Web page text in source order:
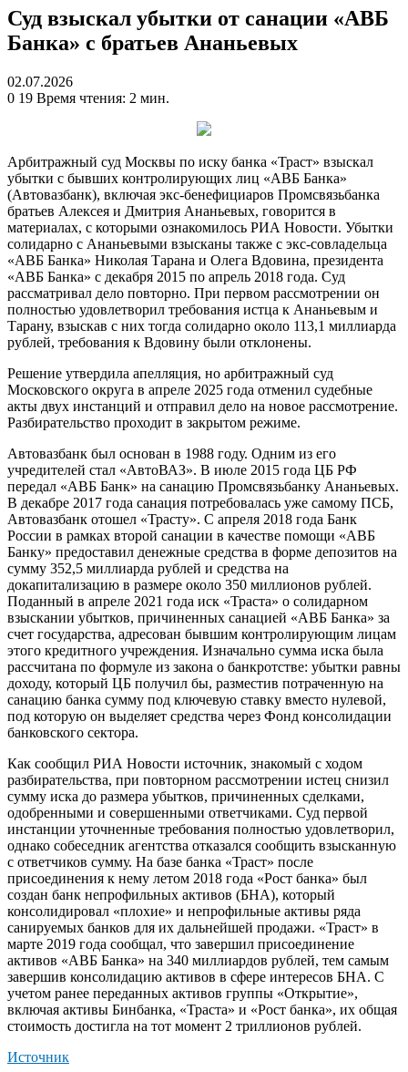
Суд взыскал убытки от санации «АВБ
Банка» с братьев Ананьевых
02.07.2026
0 19 Время чтения: 2 мин.
Арбитражный суд Москвы по иску банка «Траст» взыскал
убытки с бывших контролирующих лиц «АВБ Банка»
(Автовазбанк), включая экс-бенефициаров Промсвязьбанка
братьев Алексея и Дмитрия Ананьевых, говорится в
материалах, с которыми ознакомилось РИА Новости. Убытки
солидарно с Ананьевыми взысканы также с экс-совладельца
«АВБ Банка» Николая Тарана и Олега Вдовина, президента
«АВБ Банка» с декабря 2015 по апрель 2018 года. Суд
рассматривал дело повторно. При первом рассмотрении он
полностью удовлетворил требования истца к Ананьевым и
Тарану, взыскав с них тогда солидарно около 113,1 миллиарда
рублей, требования к Вдовину были отклонены.
Решение утвердила апелляция, но арбитражный суд
Московского округа в апреле 2025 года отменил судебные
акты двух инстанций и отправил дело на новое рассмотрение.
Разбирательство проходит в закрытом режиме.
Автовазбанк был основан в 1988 году. Одним из его
учредителей стал «АвтоВАЗ». В июле 2015 года ЦБ РФ
передал «АВБ Банк» на санацию Промсвязьбанку Ананьевых.
В декабре 2017 года санация потребовалась уже самому ПСБ,
Автовазбанк отошел «Трасту». С апреля 2018 года Банк
России в рамках второй санации в качестве помощи «АВБ
Банку» предоставил денежные средства в форме депозитов на
сумму 352,5 миллиарда рублей и средства на
докапитализацию в размере около 350 миллионов рублей.
Поданный в апреле 2021 года иск «Траста» о солидарном
взыскании убытков, причиненных санацией «АВБ Банка» за
счет государства, адресован бывшим контролирующим лицам
этого кредитного учреждения. Изначально сумма иска была
рассчитана по формуле из закона о банкротстве: убытки равны
доходу, который ЦБ получил бы, разместив потраченную на
санацию банка сумму под ключевую ставку вместо нулевой,
под которую он выделяет средства через Фонд консолидации
банковского сектора.
Как сообщил РИА Новости источник, знакомый с ходом
разбирательства, при повторном рассмотрении истец снизил
сумму иска до размера убытков, причиненных сделками,
одобренными и совершенными ответчиками. Суд первой
инстанции уточненные требования полностью удовлетворил,
однако собеседник агентства отказался сообщить взысканную
с ответчиков сумму. На базе банка «Траст» после
присоединения к нему летом 2018 года «Рост банка» был
создан банк непрофильных активов (БНА), который
консолидировал «плохие» и непрофильные активы ряда
санируемых банков для их дальнейшей продажи. «Траст» в
марте 2019 года сообщал, что завершил присоединение
активов «АВБ Банка» на 340 миллиардов рублей, тем самым
завершив консолидацию активов в сфере интересов БНА. С
учетом ранее переданных активов группы «Открытие»,
включая активы Бинбанка, «Траста» и «Рост банка», их общая
стоимость достигла на тот момент 2 триллионов рублей.
Источник